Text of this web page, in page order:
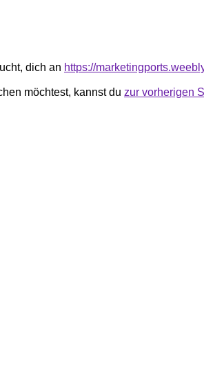
dich an https://
möchtest, kannst du zur vorherigen